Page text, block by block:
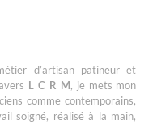
d’artisan patineur et
L C R M, je mets mon
comme contemporains,
soigné, réalisé à la main,